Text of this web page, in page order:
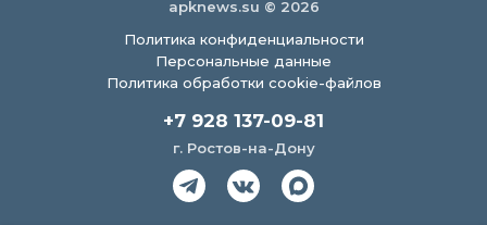
apknews.su © 2026
Политика конфиденциальности
Персональные данные
Политика обработки cookie-файлов
+7 928 137-09-81
г. Ростов-на-Дону